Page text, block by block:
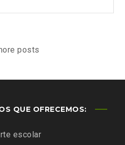
posts
QUE OFRECEMOS:
escolar